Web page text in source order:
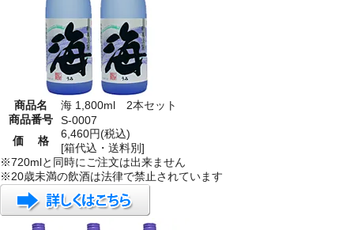
商品名
海 1,800ml 2本セット
商品番号
S-0007
価 格
6,460円(税込)
[箱代込・送料別]
※720mlと同時にご注文は出来ません
※20歳未満の飲酒は法律で禁止されています